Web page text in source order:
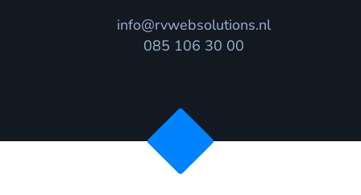
info@rvwebsolutions.nl
085 106 30 00